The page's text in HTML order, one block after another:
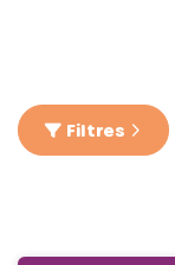
Filtres